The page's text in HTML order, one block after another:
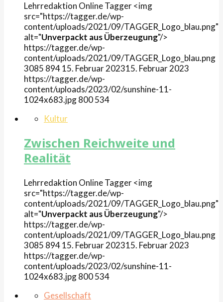
Lehrredaktion OnlineTagger<img
src="https://tagger.de/wp-
content/uploads/2021/09/TAGGER_Logo_blau.png"
alt="Unverpackt aus Überzeugung"/>
https://tagger.de/wp-
content/uploads/2021/09/TAGGER_Logo_blau.png
3085 89415. Februar 202315. Februar 2023
https://tagger.de/wp-
content/uploads/2023/02/sunshine-11-
1024x683.jpg800534
Kultur
Zwischen Reichweite und
Realität
Lehrredaktion OnlineTagger<img
src="https://tagger.de/wp-
content/uploads/2021/09/TAGGER_Logo_blau.png"
alt="Unverpackt aus Überzeugung"/>
https://tagger.de/wp-
content/uploads/2021/09/TAGGER_Logo_blau.png
3085 89415. Februar 202315. Februar 2023
https://tagger.de/wp-
content/uploads/2023/02/sunshine-11-
1024x683.jpg800534
Gesellschaft